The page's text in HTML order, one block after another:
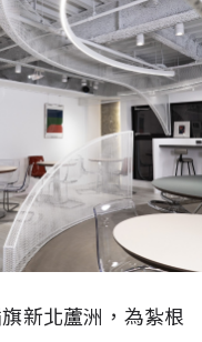
新北蘆洲，為紮根